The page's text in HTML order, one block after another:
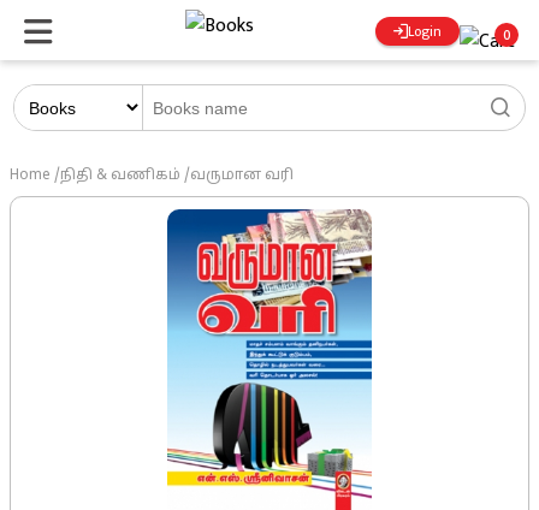
Login 0
Home /நிதி & வணிகம் /வருமான வரி